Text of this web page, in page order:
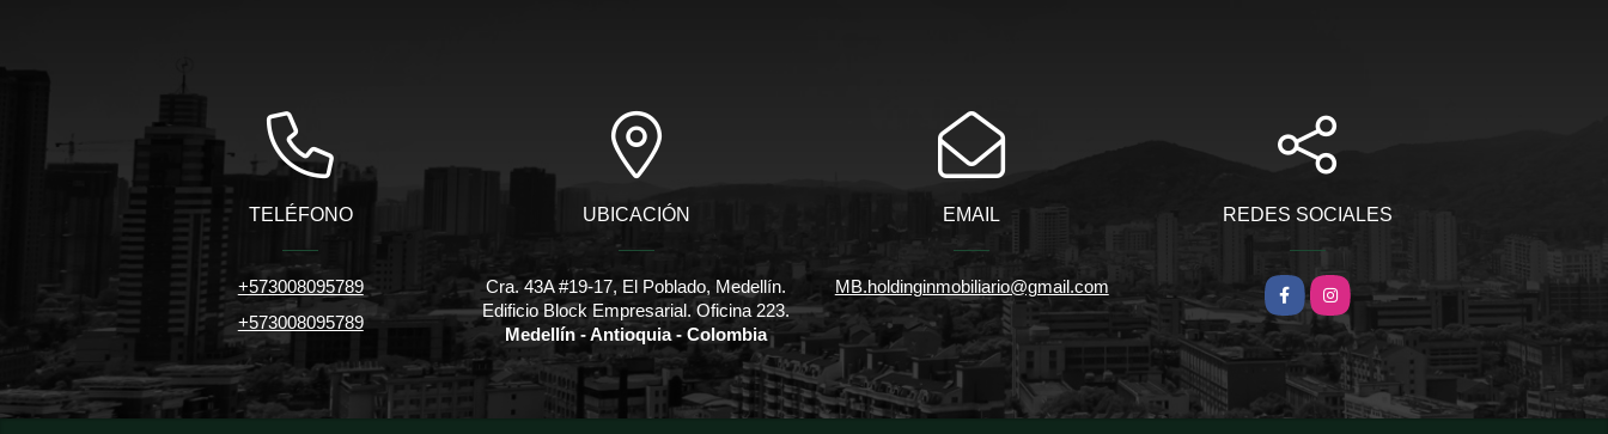
TELÉFONO
+573008095789
+573008095789
UBICACIÓN
Cra. 43A #19-17, El Poblado, Medellín.
Edificio Block Empresarial. Oficina 223.
Medellín - Antioquia - Colombia
EMAIL
MB.holdinginmobiliario@gmail.com
REDES SOCIALES
FacebookInstagram